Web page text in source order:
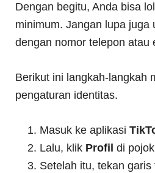
Dengan begitu, Anda bisa
minimum. Jangan lupa juga
dengan nomor telepon atau
Berikut ini langkah-langkah
pengaturan identitas.
Masuk ke aplikasi
Lalu, klik Profildi
Setelah itu, tekan